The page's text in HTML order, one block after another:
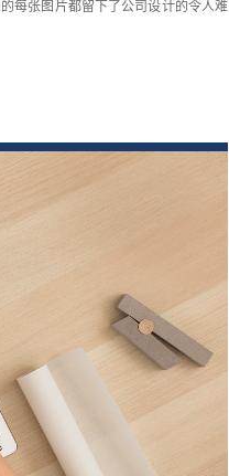
每张图片都留下了公司设计的令人难